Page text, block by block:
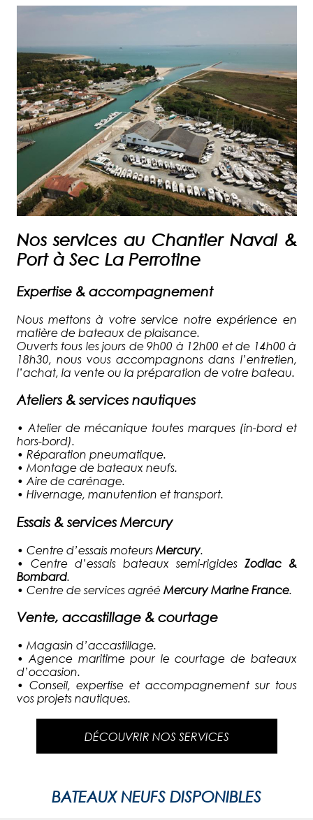
Nos services au Chantier Naval &
Port à Sec La Perrotine
Expertise & accompagnement
Nous mettons à votre service notre expérience en
matière de bateaux de plaisance.
Ouverts tous les jours de 9h00 à 12h00 et de 14h00 à
18h30, nous vous accompagnons dans l’entretien,
l’achat, la vente ou la préparation de votre bateau.
Ateliers & services nautiques
• Atelier de mécanique toutes marques (in-bord et
hors-bord).
• Réparation pneumatique.
• Montage de bateaux neufs.
• Aire de carénage.
• Hivernage, manutention et transport.
Essais & services Mercury
• Centre d’essais moteurs Mercury.
•
Centre d’essais bateaux semi-rigides Zodiac &
Bombard.
• Centre de services agréé Mercury Marine France.
Vente, accastillage & courtage
• Magasin d’accastillage.
• Agence maritime pour le courtage de bateaux
d’occasion.
• Conseil, expertise et accompagnement sur tous
vos projets nautiques.
DÉCOUVRIR NOS SERVICES
BATEAUX NEUFS DISPONIBLES